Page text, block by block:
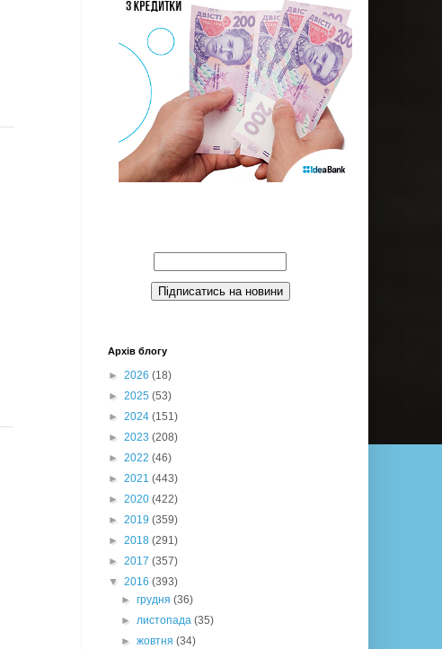
Архів блогу
► 2026 (18)
► 2025 (53)
► 2024 (151)
► 2023 (208)
► 2022 (46)
► 2021 (443)
► 2020 (422)
► 2019 (359)
► 2018 (291)
► 2017 (357)
▼ 2016 (393)
►грудня(36)
►листопада(35)
►жовтня(34)